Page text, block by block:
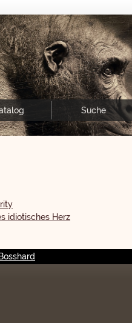
Suche
idiotisches Herz